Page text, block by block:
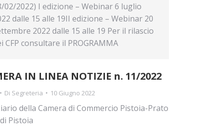
02/2022) I edizione – Webinar 6 luglio
dalle 15 alle 19II edizione – Webinar 20
2022 dalle 15 alle 19 Per il rilascio
CFP consultare il PROGRAMMA
IN LINEA NOTIZIE n. 11/2022
Di Segreteria 10 Giugno 2022
della Camera di Commercio Pistoia-Prato
Pistoia